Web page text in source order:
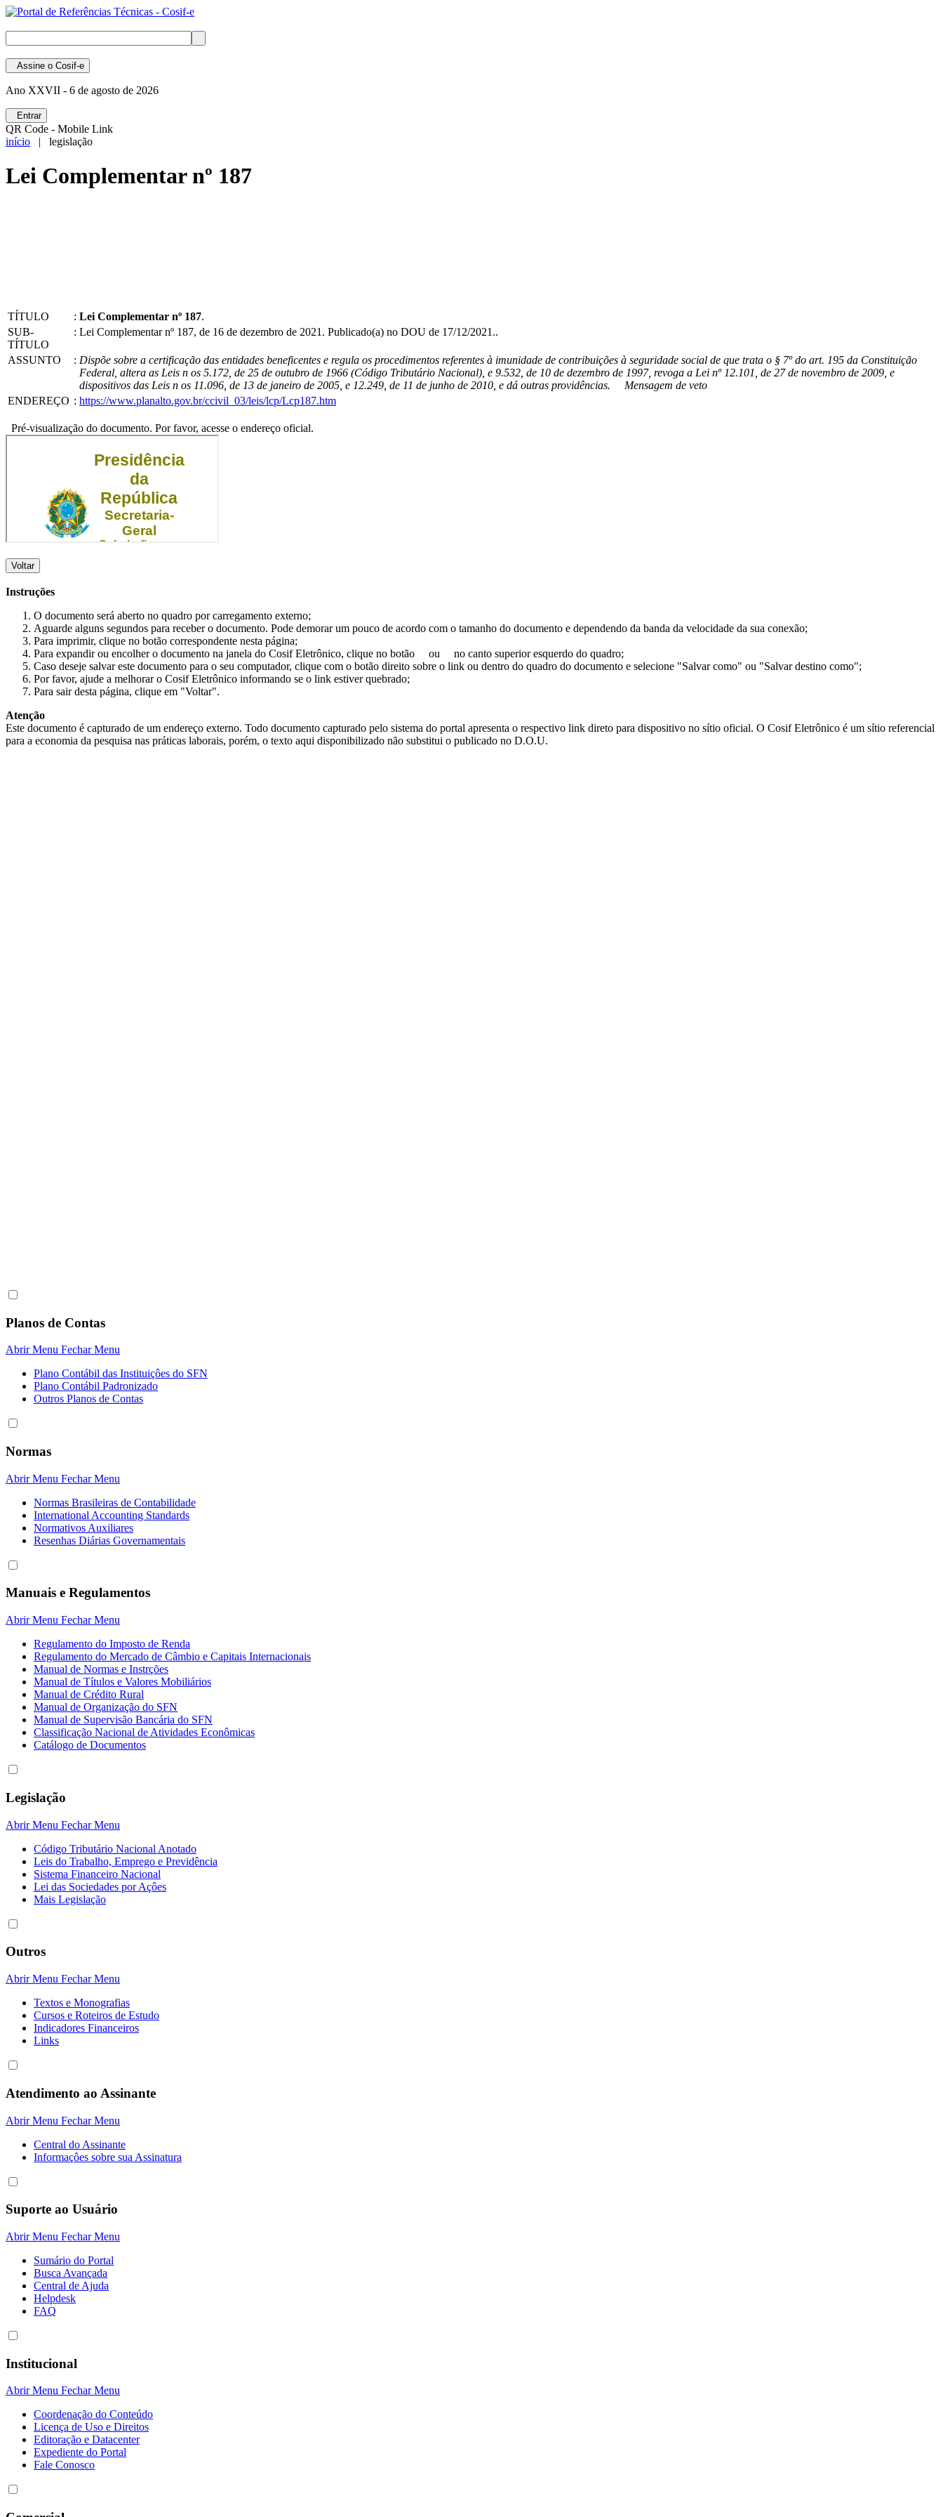
Assine o Cosif-e
Ano XXVII - 6 de agosto de 2026
Entrar
QR Code - Mobile Link
início | legislação
Lei Complementar nº 187
TÍTULO : Lei Complementar nº 187.
SUB-
TÍTULO
: Lei Complementar nº 187, de 16 de dezembro de 2021. Publicado(a) no DOU de 17/12/2021..
ASSUNTO : Dispõe sobre a certificação das entidades beneficentes e regula os procedimentos referentes à imunidade de contribuições à seguridade social de que trata o § 7º do art. 195 da Constituição
Federal, altera as Leis n os 5.172, de 25 de outubro de 1966 (Código Tributário Nacional), e 9.532, de 10 de dezembro de 1997, revoga a Lei nº 12.101, de 27 de novembro de 2009, e
dispositivos das Leis n os 11.096, de 13 de janeiro de 2005, e 12.249, de 11 de junho de 2010, e dá outras providências. Mensagem de veto
ENDEREÇO : https://www.planalto.gov.br/ccivil_03/leis/lcp/Lcp187.htm
Pré-visualização do documento. Por favor, acesse o endereço oficial.
Voltar
Instruções
O documento será aberto no quadro por carregamento externo;
Aguarde alguns segundos para receber o documento. Pode demorar um pouco de acordo com o tamanho do documento e dependendo da banda da velocidade da sua conexão;
Para imprimir, clique no botão correspondente nesta página;
Para expandir ou encolher o documento na janela do Cosif Eletrônico, clique no botão
ou
no canto superior esquerdo do quadro;
Caso deseje salvar este documento para o seu computador, clique com o botão direito sobre o link ou dentro do quadro do documento e selecione "Salvar como" ou "Salvar destino como";
Por favor, ajude a melhorar o Cosif Eletrônico informando se o link estiver quebrado;
Para sair desta página, clique em "Voltar".
Atenção
Este documento é capturado de um endereço externo. Todo documento capturado pelo sistema do portal apresenta o respectivo link direto para dispositivo no sítio oficial. O Cosif Eletrônico é um sítio referencial
para a economia da pesquisa nas práticas laborais, porém, o texto aqui disponibilizado não substitui o publicado no D.O.U.
Planos de Contas
Abrir Menu Fechar Menu
Plano Contábil das Instituiçôes do SFN
Plano Contábil Padronizado
Outros Planos de Contas
Normas
Abrir Menu Fechar Menu
Normas Brasileiras de Contabilidade
International Accounting Standards
Normativos Auxiliares
Resenhas Diárias Governamentais
Manuais e Regulamentos
Abrir Menu Fechar Menu
Regulamento do Imposto de Renda
Regulamento do Mercado de Câmbio e Capitais Internacionais
Manual de Normas e Instrções
Manual de Títulos e Valores Mobiliários
Manual de Crédito Rural
Manual de Organização do SFN
Manual de Supervisão Bancária do SFN
Classificação Nacional de Atividades Econômicas
Catálogo de Documentos
Legislação
Abrir Menu Fechar Menu
Código Tributário Nacional Anotado
Leis do Trabalho, Emprego e Previdência
Sistema Financeiro Nacional
Lei das Sociedades por Açôes
Mais Legislação
Outros
Abrir Menu Fechar Menu
Textos e Monografias
Cursos e Roteiros de Estudo
Indicadores Financeiros
Links
Atendimento ao Assinante
Abrir Menu Fechar Menu
Central do Assinante
Informaçôes sobre sua Assinatura
Suporte ao Usuário
Abrir Menu Fechar Menu
Sumário do Portal
Busca Avançada
Central de Ajuda
Helpdesk
FAQ
Institucional
Abrir Menu Fechar Menu
Coordenação do Conteúdo
Licença de Uso e Direitos
Editoração e Datacenter
Expediente do Portal
Fale Conosco